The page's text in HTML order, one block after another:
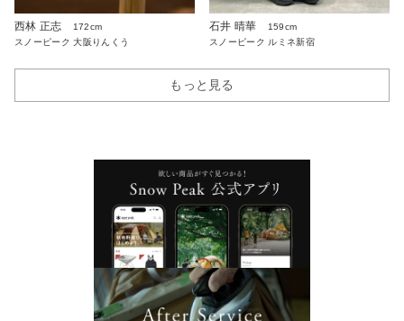
西林 正志
172cm
スノーピーク 大阪りんくう
石井 晴華
159cm
スノーピーク ルミネ新宿
もっと見る